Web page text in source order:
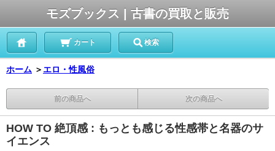
モズブックス | 古書の買取と販売
カート 検索
ホーム ＞ エロ・性風俗
前の商品へ 次の商品へ
HOW TO 絶頂感 : もっとも感じる性感帯と名器のサ
イエンス